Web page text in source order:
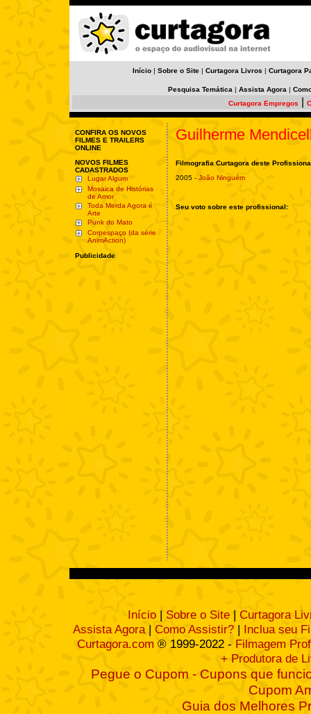
Início | Sobre o Site | Curtagora Livros | Curtagora
Pesquisa Temática | Assista Agora |
Curtagora Empregos
CONFIRA OS NOVOS
FILMES E TRAILERS
ONLINE
NOVOS FILMES
CADASTRADOS
Lugar Algum
Mosaica de Histórias
de Amor
Toda Merda Agora é
Arte
Punk do Mato
Corpespaço (da série
AnimAction)
Publicidade
Guilherme
Filmografia Curtagora deste
2005 - João Ninguém
Seu voto sobre este profissional:
Início | Sobre o Site | Curtagora
Assista Agora| Como Assistir? | Inclua seu
Curtagora.com ® 1999-2022 - Filmagem
+ Produtora de
Pegue o Cupom - Cupons que
Cupom
Guia dos Melhores